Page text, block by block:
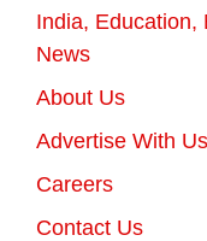
India, Education,
News
About Us
Advertise With Us
Careers
Contact Us